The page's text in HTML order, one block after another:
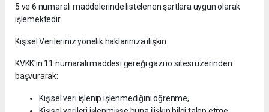
5 ve 6 numaralı maddelerinde listelenen şartlara uygun olarak
işlemektedir.
Kişisel Verileriniz yönelik haklarınıza ilişkin
KVKK'ın 11 numaralı maddesi gereği gazi.io sitesi üzerinden
başvurarak:
Kişisel veri işlenip işlenmediğini öğrenme,